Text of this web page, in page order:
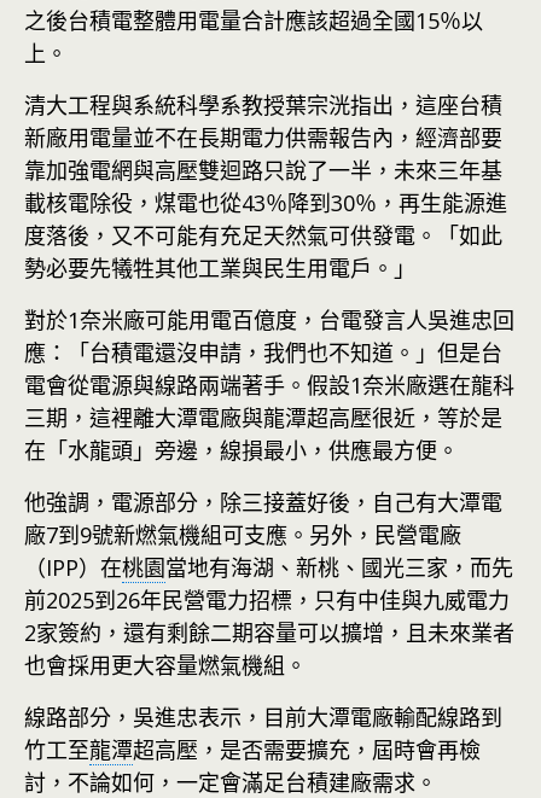
之後台積電整體用電量合計應該超過全國15％以
上。
清大工程與系統科學系教授葉宗洸指出，這座台積
新廠用電量並不在長期電力供需報告內，經濟部要
靠加強電網與高壓雙迴路只說了一半，未來三年基
載核電除役，煤電也從43％降到30％，再生能源進
度落後，又不可能有充足天然氣可供發電。「如此
勢必要先犧牲其他工業與民生用電戶。」
對於1奈米廠可能用電百億度，台電發言人吳進忠回
應：「台積電還沒申請，我們也不知道。」但是台
電會從電源與線路兩端著手。假設1奈米廠選在龍科
三期，這裡離大潭電廠與龍潭超高壓很近，等於是
在「水龍頭」旁邊，線損最小，供應最方便。
他強調，電源部分，除三接蓋好後，自己有大潭電
廠7到9號新燃氣機組可支應。另外，民營電廠
（IPP）在桃園當地有海湖、新桃、國光三家，而先
前2025到26年民營電力招標，只有中佳與九威電力
2家簽約，還有剩餘二期容量可以擴增，且未來業者
也會採用更大容量燃氣機組。
線路部分，吳進忠表示，目前大潭電廠輸配線路到
竹工至龍潭超高壓，是否需要擴充，屆時會再檢
討，不論如何，一定會滿足台積建廠需求。